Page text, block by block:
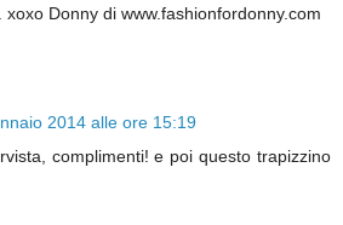
xoxo Donny di www.fashionfordonny.com
2014 alle ore 15:19
complimenti! e poi questo trapizzino